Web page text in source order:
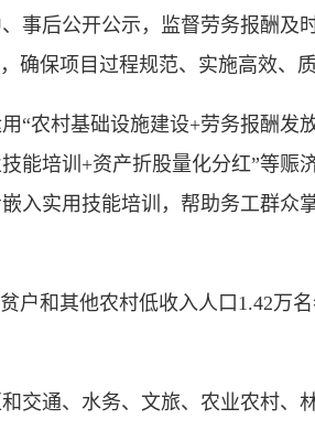
事后公开公示，监督劳务报酬及
确保项目过程规范、实施高效、质
农村基础设施建设+劳务报酬发
能培训+资产折股量化分红”等赈
入实用技能培训，帮助务工群众
和其他农村低收入人口1.42万
通、水务、文旅、农业农村、